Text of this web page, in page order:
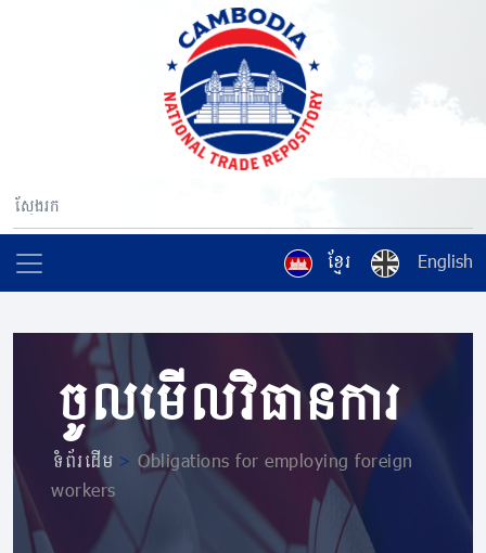
ខ្មែរ English
ចូលមើលវិធានការ
ទំព័រដើម> Obligations for employing foreign
workers